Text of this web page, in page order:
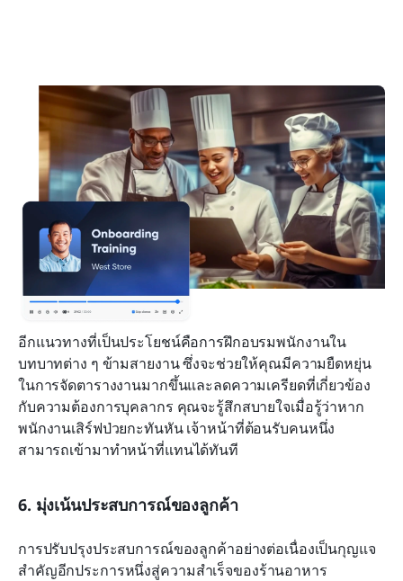
อีกแนวทางที่เป็นประโยชน์คือการฝึกอบรมพนักงานใน
บทบาทต่าง ๆ ข้ามสายงาน ซึ่งจะช่วยให้คุณมีความยืดหยุ่น
ในการจัดตารางงานมากขึ้นและลดความเครียดที่เกี่ยวข้อง
กับความต้องการบุคลากร คุณจะรู้สึกสบายใจเมื่อรู้ว่าหาก
พนักงานเสิร์ฟป่วยกะทันหัน เจ้าหน้าที่ต้อนรับคนหนึ่ง
สามารถเข้ามาทำหน้าที่แทนได้ทันที
6. มุ่งเน้นประสบการณ์ของลูกค้า
การปรับปรุงประสบการณ์ของลูกค้าอย่างต่อเนื่องเป็นกุญแจ
สำคัญอีกประการหนึ่งสู่ความสำเร็จของร้านอาหาร